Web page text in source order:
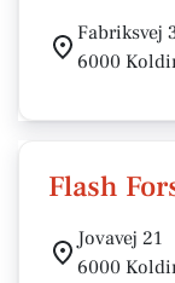
Fabriksvej
6000
Flash
Jovavej 21
6000